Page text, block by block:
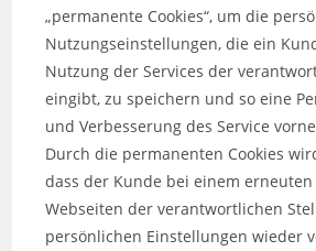
„permanente Cookies“, um die
Nutzungseinstellungen, die ein
Nutzung der Services der
eingibt, zu speichern und so eine
und Verbesserung des Service
Durch die permanenten Cookies
dass der Kunde bei einem
Webseiten der verantwortlichen
persönlichen Einstellungen wieder